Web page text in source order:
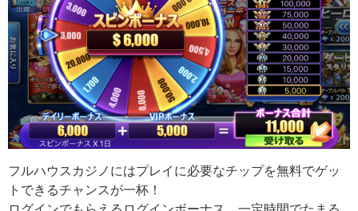
フルハウスカジノにはプレイに必要なチップを無料でゲッ
トできるチャンスが一杯！